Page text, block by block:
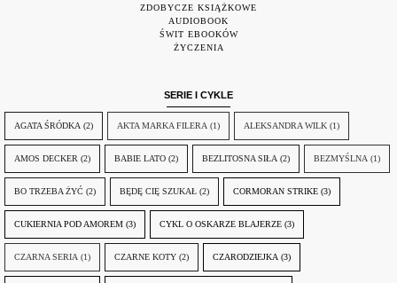
ZDOBYCZE KSIĄŻKOWE
AUDIOBOOK
ŚWIT EBOOKÓW
ŻYCZENIA
SERIE I CYKLE
AGATA ŚRÓDKA (2) AKTA MARKA FILERA (1) ALEKSANDRA WILK (1)
AMOS DECKER (2) BABIE LATO (2) BEZLITOSNA SIŁA (2) BEZMYŚLNA (1)
BO TRZEBA ŻYĆ (2) BĘDĘ CIĘ SZUKAŁ (2) CORMORAN STRIKE (3)
CUKIERNIA POD AMOREM (3) CYKL O OSKARZE BLAJERZE (3)
CZARNA SERIA (1) CZARNE KOTY (2) CZARODZIEJKA (3)